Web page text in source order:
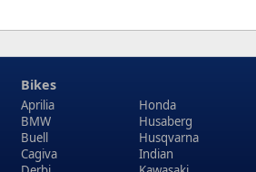
Bikes
Aprilia
BMW
Buell
Cagiva
Honda
Husaberg
Husqvarna
Indian